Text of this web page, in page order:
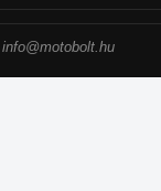
info@motobolt.hu